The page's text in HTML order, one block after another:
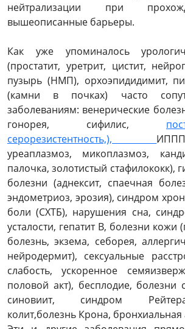
нейтрализации при
вышеописанные барьеры.
Как уже упоминалось
(простатит, уретрит, цистит,
пузырь (НМП), орхоэпидидимит,
(камни в почках) часто
заболеваниям: венерические
гонорея, сифилис,
серорезистентность,),
уреаплазмоз, микоплазмоз,
палочка, золотистый стафилококк),
болезни (аднексит, спаечная
эндометриоз, эрозия), синдром
боли (СХТБ), нарушения сна,
усталости, гепатит В, болезни кожи
болезнь, экзема, себорея,
нейродермит), сексуальные
слабость, ускоренное
половой акт), бесплодие, болезни
синовиит, синдром
колит,болезнь Крона, бронхиальная